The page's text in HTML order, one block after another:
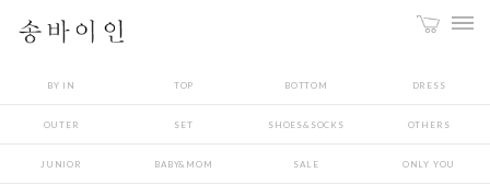
BY IN TOP BOTTOM DRESS
OUTER SET SHOES&SOCKS OTHERS
JUNIOR BABY&MOM SALE ONLY YOU